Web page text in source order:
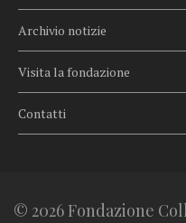
Archivio notizie
Visita la fondazione
Contatti
© 2026 Fondazione